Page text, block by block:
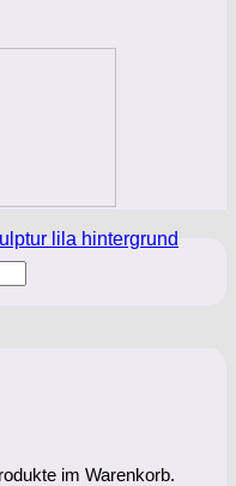
im Warenkorb.